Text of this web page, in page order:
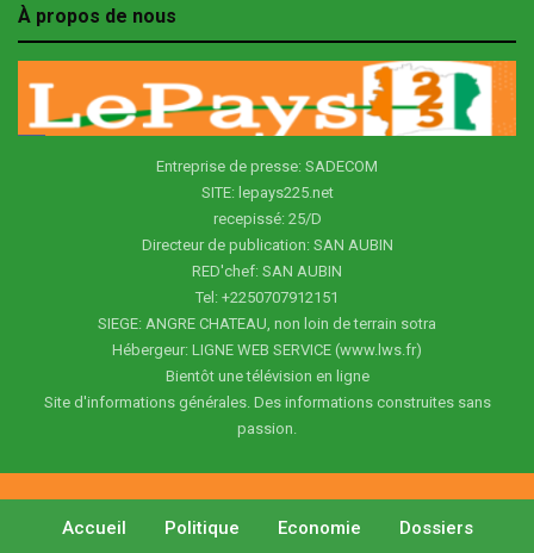
À propos de nous
Entreprise de presse: SADECOM
SITE: lepays225.net
recepissé: 25/D
Directeur de publication: SAN AUBIN
RED'chef: SAN AUBIN
Tel: +2250707912151
SIEGE: ANGRE CHATEAU, non loin de terrain sotra
Hébergeur: LIGNE WEB SERVICE (www.lws.fr)
Bientôt une télévision en ligne
Site d'informations générales. Des informations construites sans
passion.
Accueil Politique Economie Dossiers